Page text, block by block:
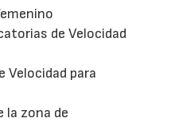
de Velocidad
Velocidad para
la zona de